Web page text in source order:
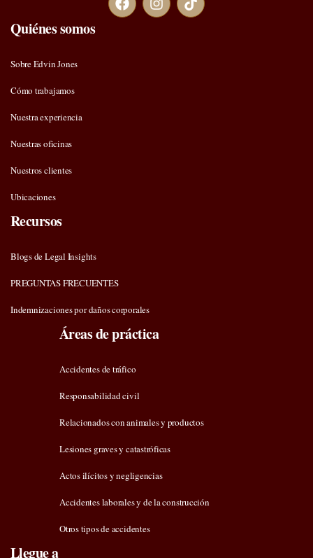
Quiénes somos
Sobre Edvin Jones
Cómo trabajamos
Nuestra experiencia
Nuestras oficinas
Nuestros clientes
Ubicaciones
Recursos
Blogs de Legal Insights
PREGUNTAS FRECUENTES
Indemnizaciones por daños corporales
Áreas de práctica
Accidentes de tráfico
Responsabilidad civil
Relacionados con animales y productos
Lesiones graves y catastróficas
Actos ilícitos y negligencias
Accidentes laborales y de la construcción
Otros tipos de accidentes
Llegue a